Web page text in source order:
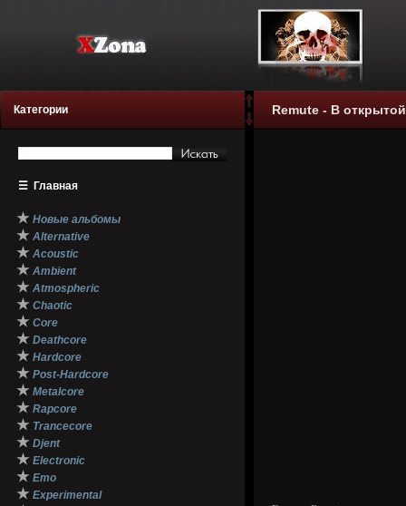
Категории
☰ Главная
★ Новые альбомы
★ Alternative
★ Acoustic
★ Ambient
★ Atmospheric
★ Chaotic
★ Core
★ Deathcore
★ Hardcore
★ Post-Hardcore
★ Metalcore
★ Rapcore
★ Trancecore
★ Djent
★ Electronic
★ Emo
★ Experimental
Remute - В